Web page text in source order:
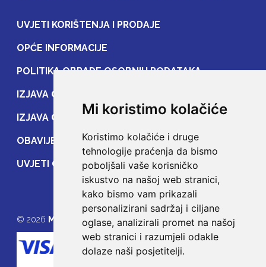
Mi koristimo kolačiće
Koristimo kolačiće i druge
tehnologije praćenja da bismo
poboljšali vaše korisničko
iskustvo na našoj web stranici,
kako bismo vam prikazali
personalizirani sadržaj i ciljane
oglase, analizirali promet na našoj
web stranici i razumjeli odakle
dolaze naši posjetitelji.
UVJETI KORIŠTENJA I PRODAJE
OPĆE INFORMACIJE
POLITIKA OBRADE OSOBNIH PODATAKA
IZJAVA O ZAŠTITI OSOBNIH PODATAKA
IZJAVA O ZAŠTITI PRIJENOSA PODATAKA
OBAVIJEST POTROŠAČIMA
UVJETI OSIGURANJA
© 2026 MOJE OSIGURANJE